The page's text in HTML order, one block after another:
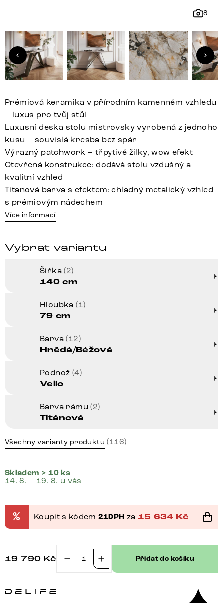
8
Prémiová keramika v přírodním kamenném vzhledu
– luxus pro tvůj stůl
Luxusní deska stolu mistrovsky vyrobená z jednoho
kusu – souvislá kresba bez spár
Výrazný patchwork – třpytivé žilky, wow efekt
Otevřená konstrukce: dodává stolu vzdušný a
kvalitní vzhled
Titanová barva s efektem: chladný metalický vzhled
s prémiovým nádechem
Více informací
Vybrat variantu
Šířka(2)
140 cm
Hloubka(1)
79 cm
Barva(12)
Hnědá/Béžová
Podnož (4)
Velio
Barva rámu(2)
Titánová
Všechny varianty produktu (116)
Skladem > 10 ks
14. 8. – 19. 8. u vás
% Koupit s kódem 21DPH za 15 634 Kč
19 790 Kč
Konzolový
Přidat do košíku